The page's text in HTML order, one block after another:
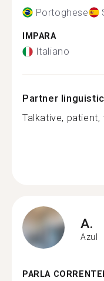
Portoghese
IMPARA
Italiano
Partner
Talkative, patient,
A.
Azul
PARLA